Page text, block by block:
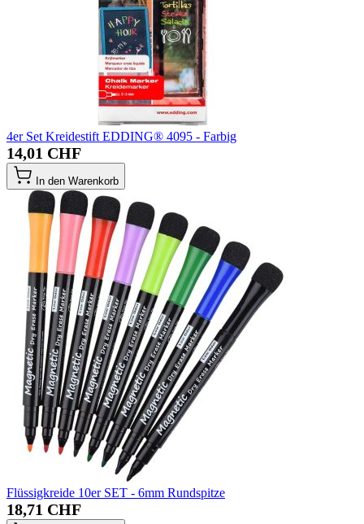
4er Set Kreidestift EDDING® 4095 - Farbig
14,01 CHF
In den Warenkorb
Flüssigkreide 10er SET - 6mm Rundspitze
18,71 CHF